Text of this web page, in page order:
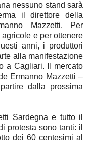
nessuno stand sarà
il direttore della
Mazzetti. Per
e per ottenere
anni, i produttori
alla manifestazione
a Cagliari. Il mercato
Ermanno Mazzetti –
dalla prossima
Sardegna e tutto il
protesta sono tanti: il
dei 60 centesimi al